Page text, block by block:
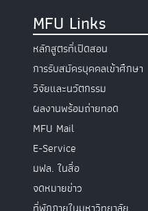
MFU Links
หลักสูตรที่เปิดสอน
การรับสมัครบุคคลเข้าศึกษา
วิจัยและนวัตกรรม
ผลงานพร้อมถ่ายทอด
MFU Mail
E-Service
มฟล. ในสื่อ
จดหมายข่าว